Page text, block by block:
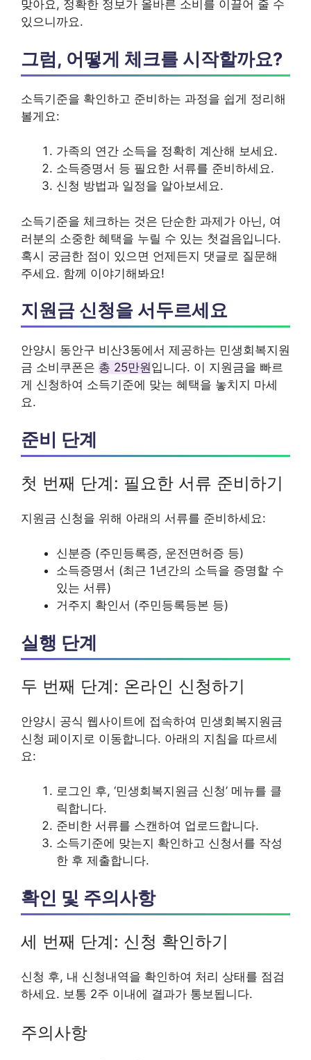
맞아요, 정확한 정보가 올바른 소비를 이끌어 줄 수
있으니까요.
그럼, 어떻게 체크를 시작할까요?
소득기준을 확인하고 준비하는 과정을 쉽게 정리해
볼게요:
가족의 연간 소득을 정확히 계산해 보세요.
소득증명서 등 필요한 서류를 준비하세요.
신청 방법과 일정을 알아보세요.
소득기준을 체크하는 것은 단순한 과제가 아닌, 여
러분의 소중한 혜택을 누릴 수 있는 첫걸음입니다.
혹시 궁금한 점이 있으면 언제든지 댓글로 질문해
주세요. 함께 이야기해봐요!
지원금 신청을 서두르세요
안양시 동안구 비산3동에서 제공하는 민생회복지원
금 소비쿠폰은 총 25만원입니다. 이 지원금을 빠르
게 신청하여 소득기준에 맞는 혜택을 놓치지 마세
요.
준비 단계
첫 번째 단계: 필요한 서류 준비하기
지원금 신청을 위해 아래의 서류를 준비하세요:
신분증 (주민등록증, 운전면허증 등)
소득증명서 (최근 1년간의 소득을 증명할 수
있는 서류)
거주지 확인서 (주민등록등본 등)
실행 단계
두 번째 단계: 온라인 신청하기
안양시 공식 웹사이트에 접속하여 민생회복지원금
신청 페이지로 이동합니다. 아래의 지침을 따르세
요:
로그인 후, ‘민생회복지원금 신청’ 메뉴를 클
릭합니다.
준비한 서류를 스캔하여 업로드합니다.
소득기준에 맞는지 확인하고 신청서를 작성
한 후 제출합니다.
확인 및 주의사항
세 번째 단계: 신청 확인하기
신청 후, 내 신청내역을 확인하여 처리 상태를 점검
하세요. 보통 2주 이내에 결과가 통보됩니다.
주의사항